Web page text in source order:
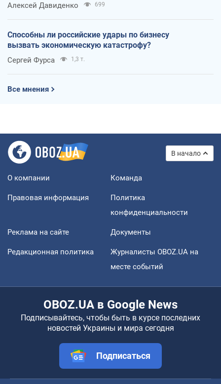
Алексей Давиденко 699
Способны ли российские удары по бизнесу
вызвать экономическую катастрофу?
Сергей Фурса 1,3 т.
Все мнения
В начало
О компании Команда
Правовая информация
Политика
конфиденциальности
Реклама на сайте Документы
Редакционная политика
Журналисты OBOZ.UA на
месте событий
OBOZ.UA в Google News
Подписывайтесь, чтобы быть в курсе последних
новостей Украины и мира сегодня
Подписаться